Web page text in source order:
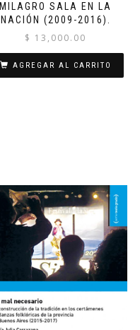
MILAGRO SALA EN LA
NACIÓN (2009-2016).
$ 13,000.00
AGREGAR AL CARRITO